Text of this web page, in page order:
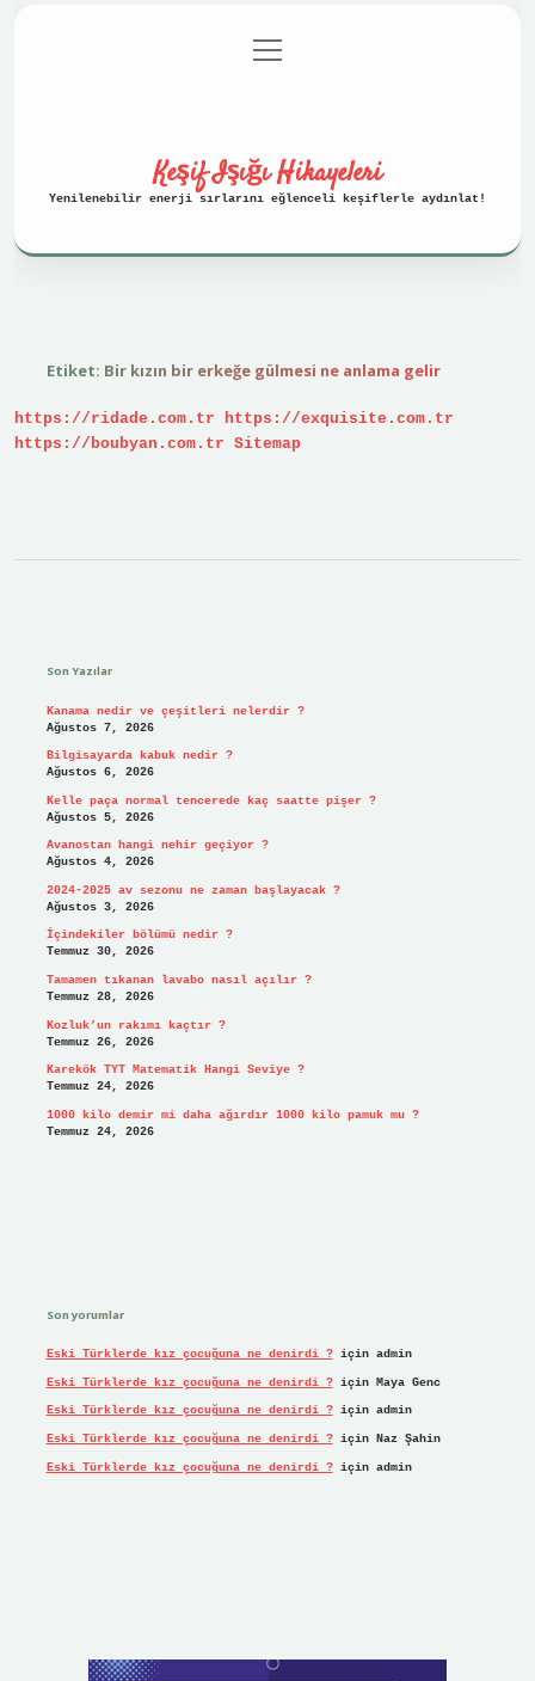
Gizlilik Politikası
menüyü
aç
Keşif Işığı Hikayeleri
Yenilenebilir enerji sırlarını eğlenceli keşiflerle aydınlat!
Etiket: Bir kızın bir erkeğe gülmesi ne anlama gelir
https://ridade.com.tr
https://exquisite.com.tr
https://boubyan.com.tr Sitemap
Son Yazılar
Kanama nedir ve çeşitleri nelerdir ?
Ağustos 7, 2026
Bilgisayarda kabuk nedir ?
Ağustos 6, 2026
Kelle paça normal tencerede kaç saatte pişer ?
Ağustos 5, 2026
Avanostan hangi nehir geçiyor ?
Ağustos 4, 2026
2024-2025 av sezonu ne zaman başlayacak ?
Ağustos 3, 2026
İçindekiler bölümü nedir ?
Temmuz 30, 2026
Tamamen tıkanan lavabo nasıl açılır ?
Temmuz 28, 2026
Kozluk’un rakımı kaçtır ?
Temmuz 26, 2026
Karekök TYT Matematik Hangi Seviye ?
Temmuz 24, 2026
1000 kilo demir mi daha ağırdır 1000 kilo pamuk mu ?
Temmuz 24, 2026
Son yorumlar
Eski Türklerde kız çocuğuna ne denirdi ?için admin
Eski Türklerde kız çocuğuna ne denirdi ?için Maya Genc
Eski Türklerde kız çocuğuna ne denirdi ?için admin
Eski Türklerde kız çocuğuna ne denirdi ?için Naz Şahin
Eski Türklerde kız çocuğuna ne denirdi ?için admin